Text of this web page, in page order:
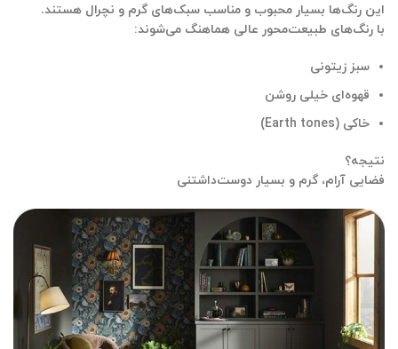
این رنگ‌ها بسیار محبوب و مناسب سبک‌های گرم و نچرال هستند.
با رنگ‌های طبیعت‌محور عالی هماهنگ می‌شوند:
سبز زیتونی
قهوه‌ای خیلی روشن
خاکی (Earth tones)
نتیجه؟
فضایی آرام، گرم و بسیار دوست‌داشتنی